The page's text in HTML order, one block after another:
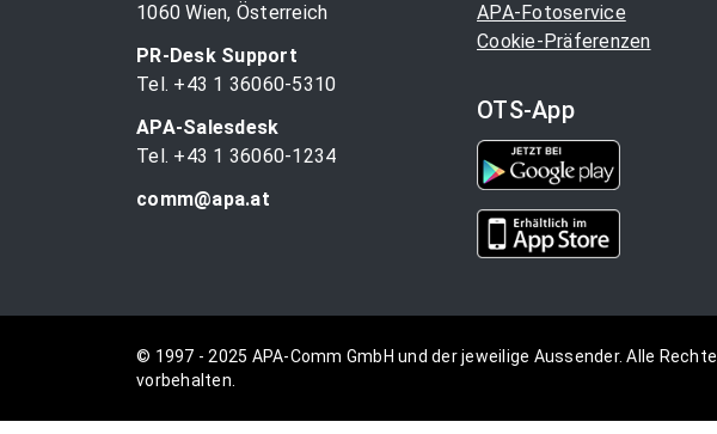
1060 Wien, Österreich
PR-Desk Support
Tel. +43 1 36060-5310
APA-Salesdesk
Tel. +43 1 36060-1234
comm@apa.at
APA-Fotoservice
Cookie-Präferenzen
OTS-App
© 1997 - 2025 APA-Comm GmbH und der jeweilige Aussender. Alle Rechte
vorbehalten.